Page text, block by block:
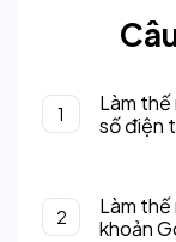
1
Làm
số điện
2
Làm
khoản